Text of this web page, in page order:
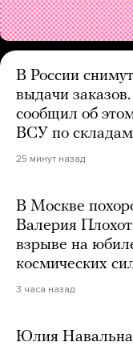
В России
выдачи
сообщил об
ВСУ по
25 минут назад
В Москве
Валерия
взрыве на
космических
3 часа назад
Юлия